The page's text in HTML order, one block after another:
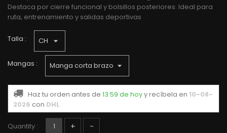
Destaca por cierre funcional y bolsillos posteriores. Ideal para
ruta, entrenamiento y salidas deportivas
Talla :
Mangas :
Haz tu orden antes de 13:59 de hoyy recíbela en 10-08-
2026 con DHL
Quantity : + -